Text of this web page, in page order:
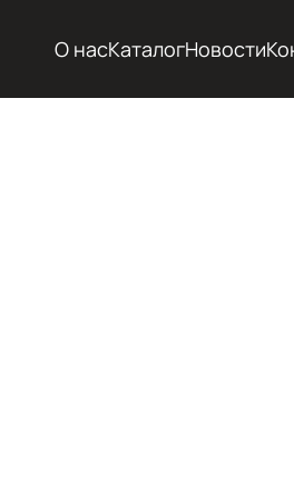
О насКаталогНовости